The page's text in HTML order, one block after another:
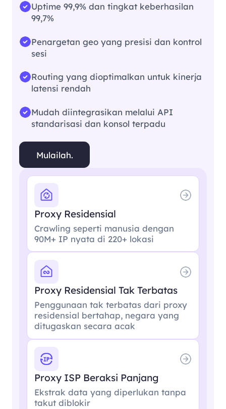
Uptime 99,9% dan tingkat keberhasilan
99,7%
Penargetan geo yang presisi dan kontrol
sesi
Routing yang dioptimalkan untuk kinerja
latensi rendah
Mudah diintegrasikan melalui API
standarisasi dan konsol terpadu
Mulailah.
Proxy Residensial
Crawling seperti manusia dengan
90M+ IP nyata di 220+ lokasi
Proxy Residensial Tak Terbatas
Penggunaan tak terbatas dari proxy
residensial bertahap, negara yang
ditugaskan secara acak
Proxy ISP Beraksi Panjang
Ekstrak data yang diperlukan tanpa
takut diblokir